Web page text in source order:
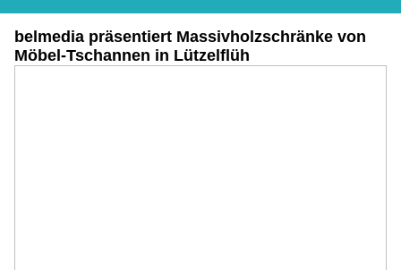
belmedia präsentiert Massivholzschränke von
Möbel-Tschannen in Lützelflüh